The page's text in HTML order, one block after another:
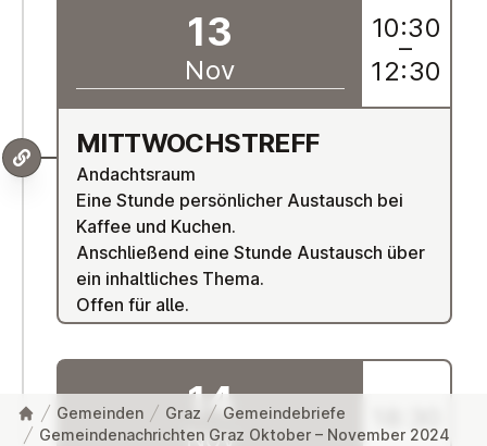
MIT­TWOCH­STREFF
Andachtsraum
Eine Stunde persönlicher Austausch bei
Kaffee und Kuchen.
Anschließend eine Stunde Austausch über
ein inhaltliches Thema.
Offen für alle.
13
Nov
10:30
–
12:30
14
Nov
Gemeinden Graz
Gemeindebriefe
Gemeindenachrichten Graz Oktober – November 2024